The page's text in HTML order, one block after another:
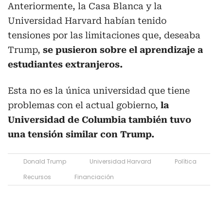
Anteriormente, la Casa Blanca y la
Universidad Harvard habían tenido
tensiones por las limitaciones que, deseaba
Trump, se pusieron sobre el aprendizaje a
estudiantes extranjeros.
Esta no es la única universidad que tiene
problemas con el actual gobierno, la
Universidad de Columbia también tuvo
una tensión similar con Trump.
Donald Trump Universidad Harvard
Política
Recursos
Financiación